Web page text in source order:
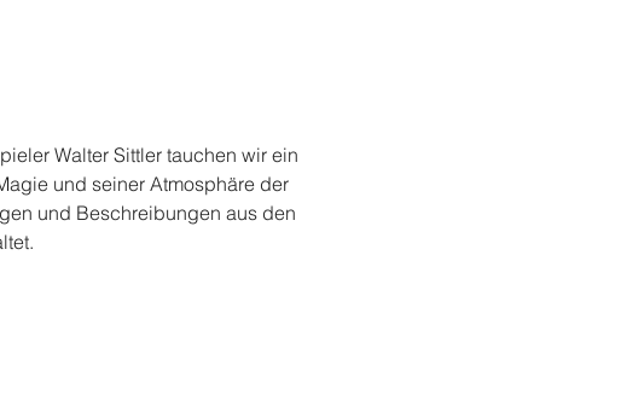
Walter Sittler tauchen wir ein
und seiner Atmosphäre der
und Beschreibungen aus den